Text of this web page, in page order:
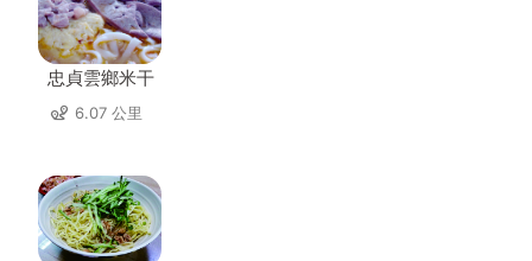
忠貞雲鄉米干
6.07 公里